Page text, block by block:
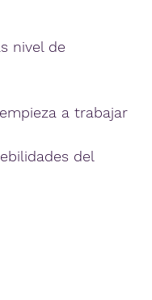
nivel de
a trabajar
del